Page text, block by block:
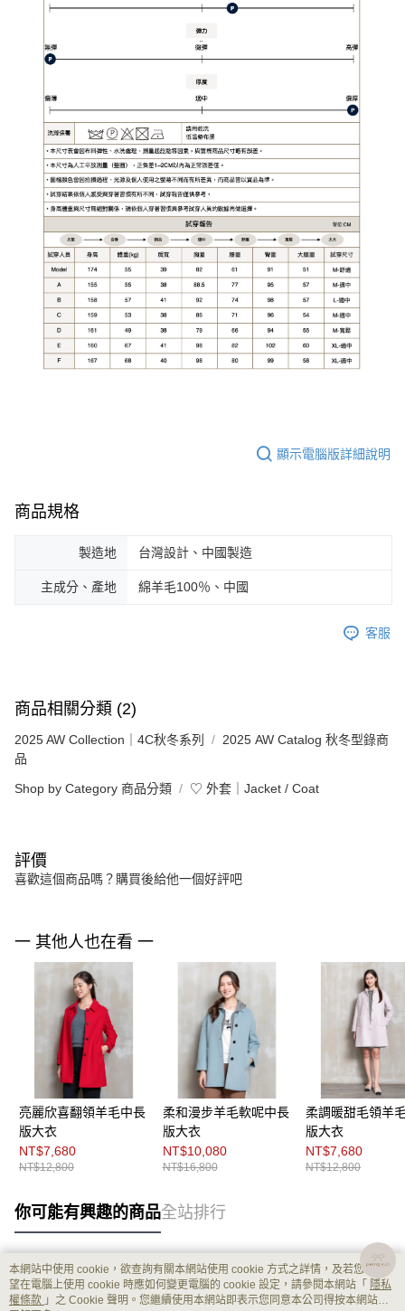
顯示電腦版詳細說明
商品規格
製造地 台灣設計、中國製造
主成分、產地 綿羊毛100％、中國
客服
商品相關分類 (2)
2025 AW Collection｜4C秋冬系列
2025 AW Catalog 秋冬型錄商
品
Shop by Category 商品分類 ♡ 外套｜Jacket / Coat
評價
喜歡這個商品嗎？購買後給他一個好評吧
一 其他人也在看 一
亮麗欣喜翻領羊毛中長
版大衣
NT$7,680
NT$12,800
柔和漫步羊毛軟呢中長
版大衣
NT$10,080
NT$16,800
柔調暖甜毛領羊
版大衣
NT$7,680
NT$12,800
你可能有興趣的商品全站排行
熱門標籤
本網站中使用 cookie，欲查詢有關本網站使用 cookie 方式之詳情，及若您不希
望在電腦上使用 cookie 時應如何變更電腦的 cookie 設定，請參閱本網站「 隱私
權條款 」之 Cookie 聲明。您繼續使用本網站即表示您同意本公司得按本網站使